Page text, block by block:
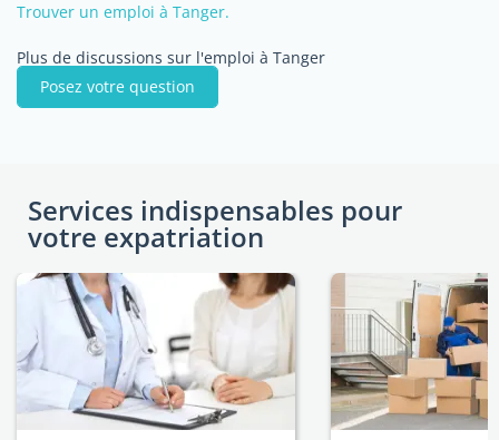
Trouver un emploi à Tanger.
Plus de discussions sur l'emploi à Tanger
Posez votre question
Services indispensables pour
votre expatriation